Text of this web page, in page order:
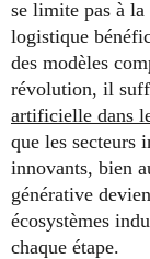
se limite pas à
logistique
des modèles
révolution, il
artificielle dans
que les secteurs
innovants, bien
générative
écosystèmes
chaque étape.